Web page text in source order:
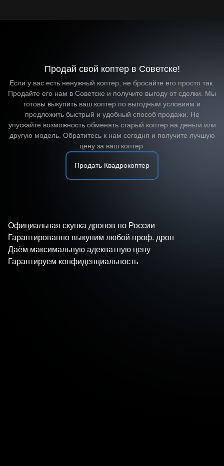
Продай свой коптер в Советске!
Если у вас есть ненужный коптер, не бросайте его просто так.
Продайте его нам в Советске и получите выгоду от сделки. Мы
готовы выкупить ваш коптер по выгодным условиям и
предложить быстрый и удобный способ продажи. Не
упускайте возможность обменять старый коптер на деньги или
другую модель. Обратитесь к нам сегодня и получите лучшую
цену за ваш коптер.
Продать Квадрокоптер
Официальная скупка дронов по России
Гарантированно выкупим любой проф. дрон
Даём максимальную адекватную цену
Гарантируем конфиденциальность